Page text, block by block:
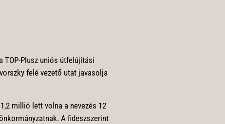
TOP-Plusz uniós útfelújítási
felé vezető utat javasolja
millió lett volna a nevezés 12
A fideszszerint